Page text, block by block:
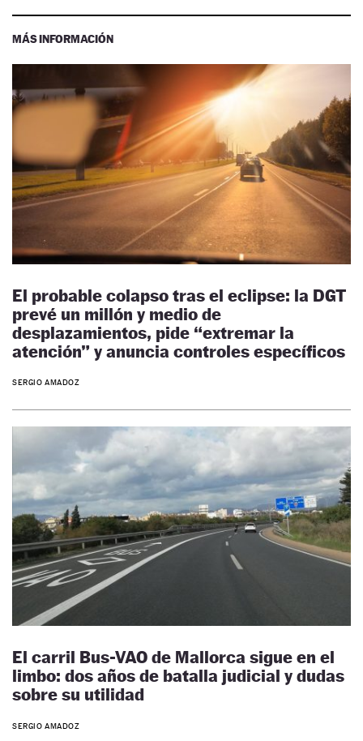
MÁS INFORMACIÓN
El probable colapso tras el eclipse: la DGT
prevé un millón y medio de
desplazamientos, pide “extremar la
atención” y anuncia controles específicos
SERGIO AMADOZ
El carril Bus-VAO de Mallorca sigue en el
limbo: dos años de batalla judicial y dudas
sobre su utilidad
SERGIO AMADOZ